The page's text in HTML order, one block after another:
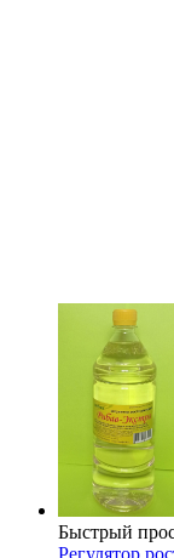
Быстрый
Регулятор